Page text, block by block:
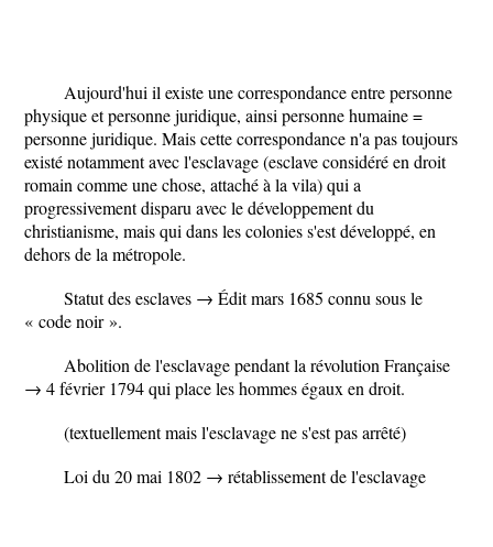
Aujourd'hui il existe une correspondance entre personne
physique et personne juridique, ainsi personne humaine =
personne juridique. Mais cette correspondance n'a pas toujours
existé notamment avec l'esclavage (esclave considéré en droit
romain comme une chose, attaché à la vila) qui a
progressivement disparu avec le développement du
christianisme, mais qui dans les colonies s'est développé, en
dehors de la métropole.
Statut des esclaves → Édit mars 1685 connu sous le
« code noir ».
Abolition de l'esclavage pendant la révolution Française
→ 4 février 1794 qui place les hommes égaux en droit.
(textuellement mais l'esclavage ne s'est pas arrêté)
Loi du 20 mai 1802 → rétablissement de l'esclavage